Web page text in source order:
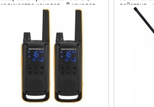
количество каналов - 8 каналов,
аккумулятор, есть, фонарик,
IPx4, одновременный мониторинг
двух каналов, кнопка вызова
экстренной помощи
действия -
приемника
каналов -
частот -
дисплей,
частот -
приемник
400-520
1 шт,
Вес - 536